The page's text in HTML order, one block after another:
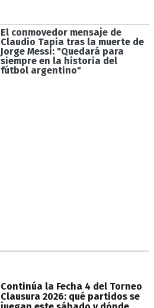
El conmovedor mensaje de
Claudio Tapia tras la muerte de
Jorge Messi: "Quedará para
siempre en la historia del
fútbol argentino"
Continúa la Fecha 4 del Torneo
Clausura 2026: qué partidos se